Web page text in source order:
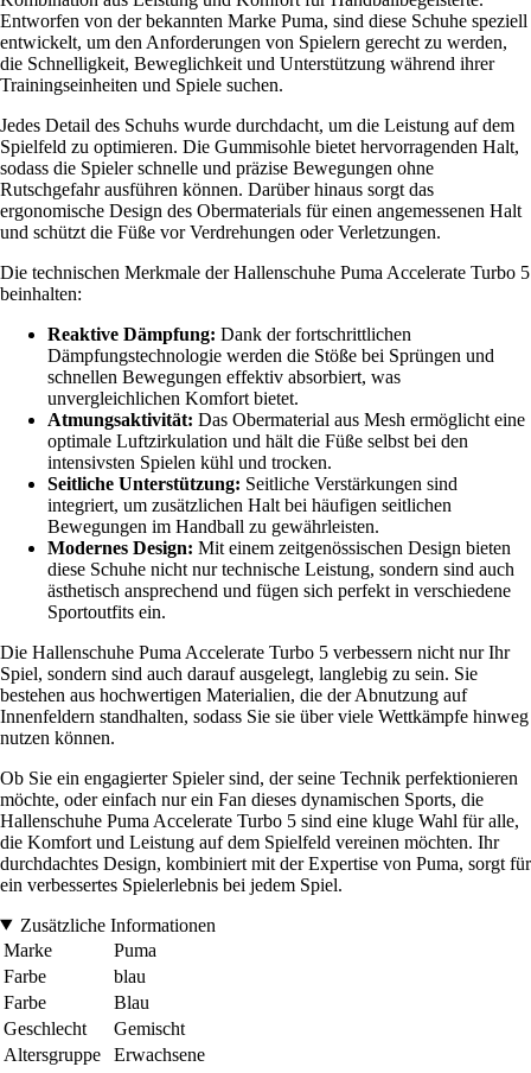
Entworfen von der bekannten Marke Puma, sind diese Schuhe speziell
entwickelt, um den Anforderungen von Spielern gerecht zu werden,
die Schnelligkeit, Beweglichkeit und Unterstützung während ihrer
Trainingseinheiten und Spiele suchen.
Jedes Detail des Schuhs wurde durchdacht, um die Leistung auf dem
Spielfeld zu optimieren. Die Gummisohle bietet hervorragenden Halt,
sodass die Spieler schnelle und präzise Bewegungen ohne
Rutschgefahr ausführen können. Darüber hinaus sorgt das
ergonomische Design des Obermaterials für einen angemessenen Halt
und schützt die Füße vor Verdrehungen oder Verletzungen.
Die technischen Merkmale der Hallenschuhe Puma Accelerate Turbo 5
beinhalten:
Reaktive Dämpfung: Dank der fortschrittlichen
Dämpfungstechnologie werden die Stöße bei Sprüngen und
schnellen Bewegungen effektiv absorbiert, was
unvergleichlichen Komfort bietet.
Atmungsaktivität: Das Obermaterial aus Mesh ermöglicht eine
optimale Luftzirkulation und hält die Füße selbst bei den
intensivsten Spielen kühl und trocken.
Seitliche Unterstützung: Seitliche Verstärkungen sind
integriert, um zusätzlichen Halt bei häufigen seitlichen
Bewegungen im Handball zu gewährleisten.
Modernes Design: Mit einem zeitgenössischen Design bieten
diese Schuhe nicht nur technische Leistung, sondern sind auch
ästhetisch ansprechend und fügen sich perfekt in verschiedene
Sportoutfits ein.
Die Hallenschuhe Puma Accelerate Turbo 5 verbessern nicht nur Ihr
Spiel, sondern sind auch darauf ausgelegt, langlebig zu sein. Sie
bestehen aus hochwertigen Materialien, die der Abnutzung auf
Innenfeldern standhalten, sodass Sie sie über viele Wettkämpfe hinweg
nutzen können.
Ob Sie ein engagierter Spieler sind, der seine Technik perfektionieren
möchte, oder einfach nur ein Fan dieses dynamischen Sports, die
Hallenschuhe Puma Accelerate Turbo 5 sind eine kluge Wahl für alle,
die Komfort und Leistung auf dem Spielfeld vereinen möchten. Ihr
durchdachtes Design, kombiniert mit der Expertise von Puma, sorgt für
ein verbessertes Spielerlebnis bei jedem Spiel.
Zusätzliche Informationen
Marke
Puma
Farbe
blau
Farbe
Blau
Geschlecht
Gemischt
Altersgruppe
Erwachsene